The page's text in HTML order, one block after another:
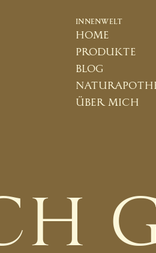
INNENWELT
home
produkte
blog
über mich